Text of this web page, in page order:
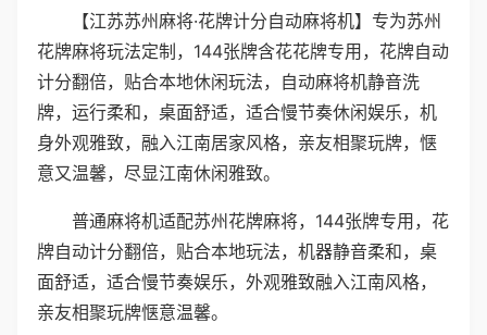
【江苏苏州麻将·花牌计分自动麻将机】专为苏州
花牌麻将玩法定制，144张牌含花花牌专用，花牌自动
计分翻倍，贴合本地休闲玩法，自动麻将机静音洗
牌，运行柔和，桌面舒适，适合慢节奏休闲娱乐，机
身外观雅致，融入江南居家风格，亲友相聚玩牌，惬
意又温馨，尽显江南休闲雅致。
普通麻将机适配苏州花牌麻将，144张牌专用，花
牌自动计分翻倍，贴合本地玩法，机器静音柔和，桌
面舒适，适合慢节奏娱乐，外观雅致融入江南风格，
亲友相聚玩牌惬意温馨。